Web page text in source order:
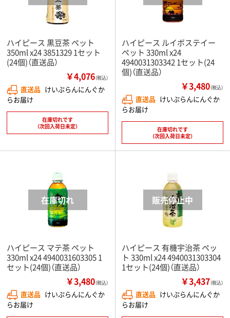
ハイピース 黒豆茶 ペット
350ml x24 3851329 1セット
(24個)（直送品）
￥4,076（税込）
直送品 けいぷらんにんぐか
らお届け
在庫切れです
（次回入荷日未定）
ハイピース ルイボステイー
ペット 330ml x24
4940031303342 1セット(24
個)（直送品）
￥3,480（税込）
直送品 けいぷらんにんぐか
らお届け
在庫切れです
（次回入荷日未定）
ハイピース マテ茶 ペット
330ml x24 4940031603305 1
セット(24個)（直送品）
￥3,480（税込）
直送品 けいぷらんにんぐか
らお届け
ハイピース 有機宇治茶 ペッ
ト 330ml x24 4940031303304
1セット(24個)（直送品）
￥3,437（税込）
直送品 けいぷらんにんぐか
らお届け